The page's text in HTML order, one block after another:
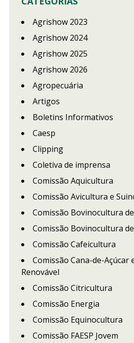
Agrishow 2023
Agrishow 2024
Agrishow 2025
Agrishow 2026
Agropecuária
Artigos
Boletins Informativos
Caesp
Clipping
Coletiva de imprensa
Comissão Aquicultura
Comissão Avicultura e
Comissão Bovinocultura
Comissão Bovinocultura
Comissão Cafeicultura
Comissão Cana-de-Açúcar
Renovável
Comissão Citricultura
Comissão Energia
Comissão Equinocultura
Comissão FAESP Jovem